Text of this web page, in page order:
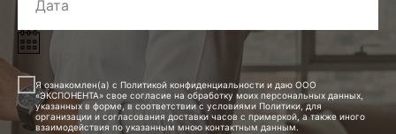
Я ознакомлен(а) с Политикой конфиденциальности и даю ООО
«ЭКСПОНЕНТА» свое согласие на обработку моих персональных данных,
указанных в форме, в соответствии с условиями Политики, для
организации и согласования доставки часов с примеркой, а также иного
взаимодействия по указанным мною контактным данным.